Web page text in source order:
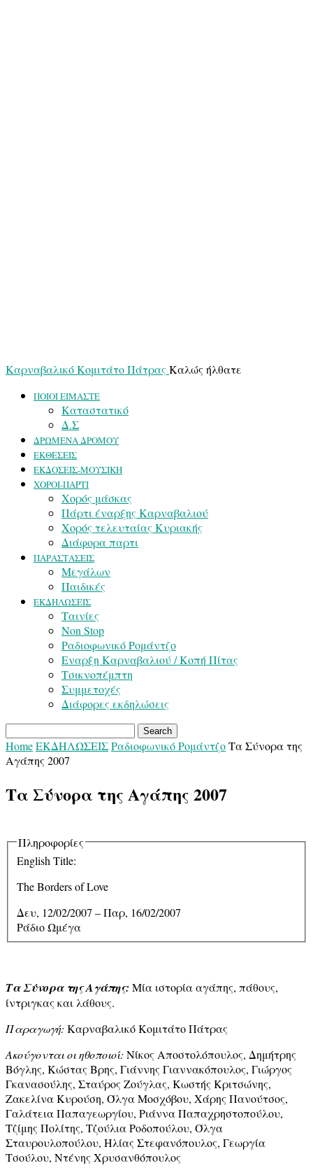
Καρναβαλικό Κομιτάτο Πάτρας Καλώς ήλθατε
ΠΟΙΟΙ ΕΙΜΑΣΤΕ
Καταστατικό
Δ.Σ
ΔΡΩΜΕΝΑ ΔΡΟΜΟΥ
ΕΚΘΕΣΕΙΣ
ΕΚΔΟΣΕΙΣ-ΜΟΥΣΙΚΗ
ΧΟΡΟΙ-ΠΑΡΤΙ
Χορός μάσκας
Πάρτι έναρξης Καρναβαλιού
Χορός τελευταίας Κυριακής
Διάφορα παρτι
ΠΑΡΑΣΤΑΣΕΙΣ
Μεγάλων
Παιδικές
ΕΚΔΗΛΩΣΕΙΣ
Ταινίες
Non Stop
Ραδιοφωνικό Ρομάντζο
Εναρξη Καρναβαλιού / Κοπή Πίτας
Τσικνοπέμπτη
Συμμετοχές
Διάφορες εκδηλώσεις
HomeΕΚΔΗΛΩΣΕΙΣΡαδιοφωνικό ΡομάντζοΤα Σύνορα της
Αγάπης 2007
Τα Σύνορα της Αγάπης 2007
Πληροφορίες
English Title:
The Borders of Love
Δευ, 12/02/2007 –Παρ, 16/02/2007
Ράδιο Ωμέγα
Τα Σύνορα της Αγάπης: Μία ιστορία αγάπης, πάθους,
ίντριγκας και λάθους.
Παραγωγή: Καρναβαλικό Κομιτάτο Πάτρας
Ακούγονται οι ηθοποιοί: Νίκος Αποστολόπουλος, Δημήτρης
Βόγλης, Κώστας Βρης, Γιάννης Γιαννακόπουλος, Γιώργος
Γκανασούλης, Σταύρος Ζούγλας, Κωστής Κριτσώνης,
Ζακελίνα Κυρούση, Όλγα Μοσχόβου, Χάρης Πανούτσος,
Γαλάτεια Παπαγεωργίου, Ριάννα Παπαχρηστοπούλου,
Τζίμης Πολίτης, Τζούλια Ροδοπούλου, Όλγα
Σταυρουλοπούλου, Ηλίας Στεφανόπουλος, Γεωργία
Τσούλου, Ντένης Χρυσανθόπουλος